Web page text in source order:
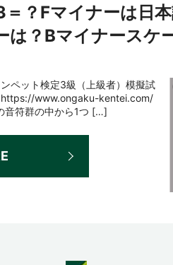
？Fマイナーは日
は？Bマイナースケ
ペット検定3級（上級者）模擬試
https://www.ongaku-kentei.com/
音符群の中から1つ […]